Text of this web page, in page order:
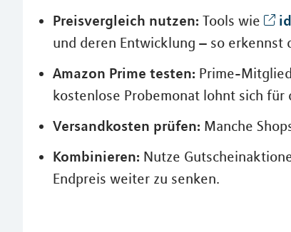
Preisvergleich nutzen: Tools wie
und deren Entwicklung – so erkennst
Amazon Prime testen: Prime-
kostenlose Probemonat lohnt sich für
Versandkosten prüfen: Manche
Kombinieren: Nutze
Endpreis weiter zu senken.